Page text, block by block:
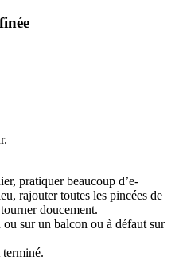
pratiquer beaucoup d’e-
rajouter toutes les pincées de
doucement.
sur un balcon ou à défaut sur